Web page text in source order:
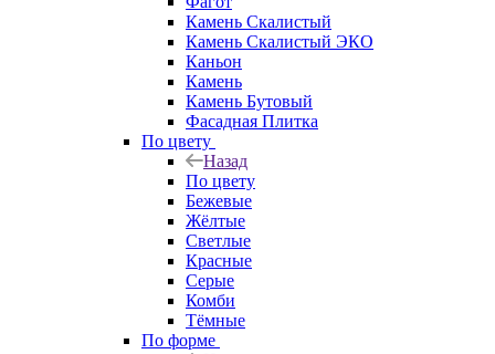
Камень Скалистый
Камень Скалистый ЭКО
Каньон
Камень
Камень Бутовый
Фасадная Плитка
По цвету
Назад
По цвету
Бежевые
Жёлтые
Светлые
Красные
Серые
Комби
Тёмные
По форме